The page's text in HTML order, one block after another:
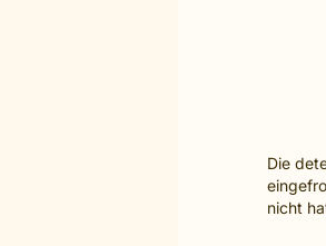
Die
nicht